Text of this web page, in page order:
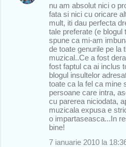
nu am absolut nici o
fata si nici cu oricare
mult, iti dau perfecta
tale preferate (e
spune ca mi-am
de toate genurile pe la
muzical..Ce a fost
fost faptul ca ai inclus
blogul insultelor
toate ca la fel ca mine
persoane care intra,
cu parerea niciodata,
muzicala expusa e
o impartaseasca...In
bine!
7 ianuarie 2010 la